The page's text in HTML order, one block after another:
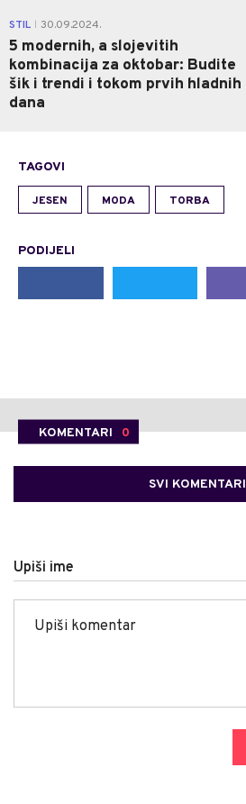
STIL 30.09.2024.
5 modernih, a slojevitih
kombinacija za oktobar: Budite
šik i trendi i tokom prvih hladnih
dana
TAGOVI
JESEN MODA TORBA
PODIJELI
KOMENTARI 0
SVI KOMENTARI
Upiši ime